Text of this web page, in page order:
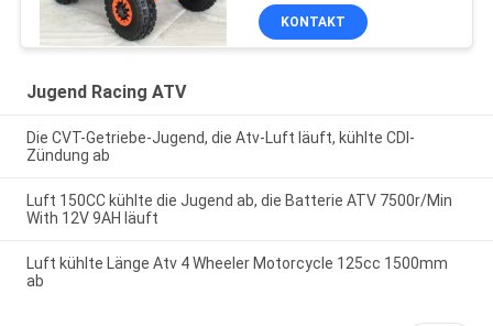
KONTAKT
Jugend Racing ATV
Die CVT-Getriebe-Jugend, die Atv-Luft läuft, kühlte CDI-
Zündung ab
Luft 150CC kühlte die Jugend ab, die Batterie ATV 7500r/Min
With 12V 9AH läuft
Luft kühlte Länge Atv 4 Wheeler Motorcycle 125cc 1500mm
ab